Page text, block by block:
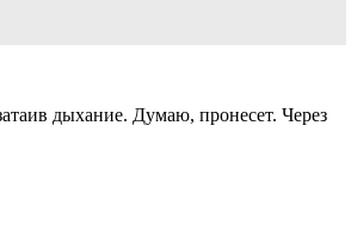
дыхание. Думаю, пронесет. Через